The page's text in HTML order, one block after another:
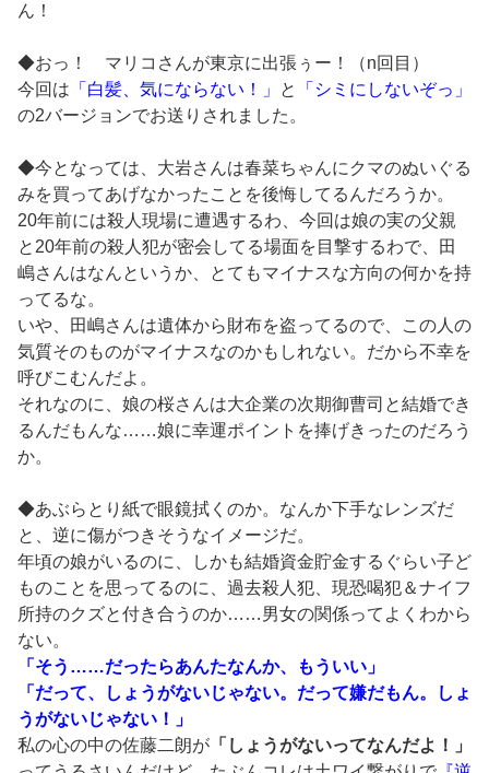
ん！
◆おっ！ マリコさんが東京に出張ぅー！（n回目）
今回は 「白髪、気にならない！」 と
「シミにしないぞっ」
の2バージョンでお送りされました。
◆今となっては、大岩さんは春菜ちゃんにクマのぬいぐる
みを買ってあげなかったことを後悔してるんだろうか。
20年前には殺人現場に遭遇するわ、今回は娘の実の父親
と20年前の殺人犯が密会してる場面を目撃するわで、田
嶋さんはなんというか、とてもマイナスな方向の何かを持
ってるな。
いや、田嶋さんは遺体から財布を盗ってるので、この人の
気質そのものがマイナスなのかもしれない。だから不幸を
呼びこむんだよ。
それなのに、娘の桜さんは大企業の次期御曹司と結婚でき
るんだもんな……娘に幸運ポイントを捧げきったのだろう
か。
◆あぶらとり紙で眼鏡拭くのか。なんか下手なレンズだ
と、逆に傷がつきそうなイメージだ。
年頃の娘がいるのに、しかも結婚資金貯金するぐらい子ど
ものことを思ってるのに、過去殺人犯、現恐喝犯＆ナイフ
所持のクズと付き合うのか……男女の関係ってよくわから
ない。
「そう……だったらあんたなんか、もういい」
「だって、しょうがないじゃない。だって嫌だもん。しょ
うがないじゃない！」
私の心の中の佐藤二朗が 「しょうがないってなんだよ！」